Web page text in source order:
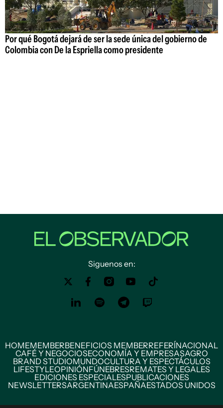
Por qué Bogotá dejará de ser la sede única del gobierno de
Colombia con De la Espriella como presidente
Siguenos en:
HOMEMEMBERBENEFICIOS MEMBERREFERÍNACIONAL
CAFÉ Y NEGOCIOSECONOMÍA Y EMPRESASAGRO
BRAND STUDIOMUNDOCULTURA Y ESPECTÁCULOS
LIFESTYLEOPINIÓNFÚNEBRESREMATES Y LEGALES
EDICIONES ESPECIALESPUBLICACIONES
NEWSLETTERSARGENTINAESPAÑAESTADOS UNIDOS